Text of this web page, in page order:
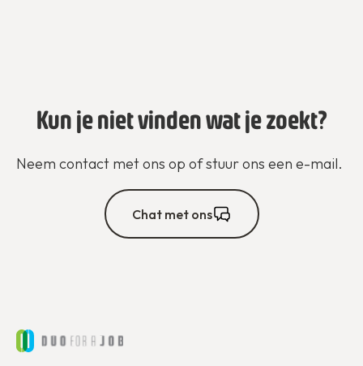
Kun je niet vinden wat je zoekt?
Neem contact met ons op of stuur ons een e-mail.
Chat met ons